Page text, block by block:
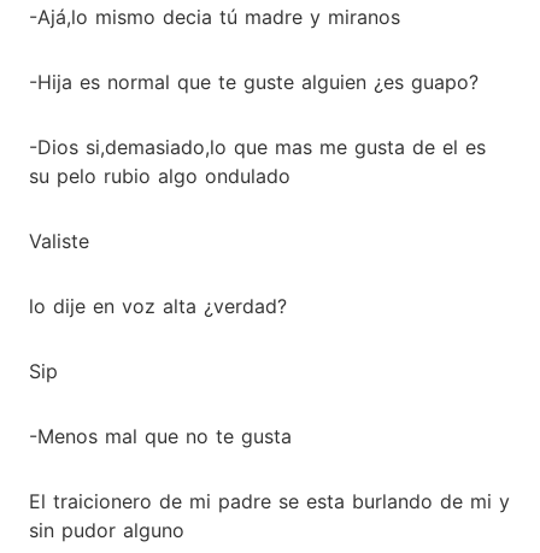
-Ajá,lo mismo decia tú madre y miranos
-Hija es normal que te guste alguien ¿es guapo?
-Dios si,demasiado,lo que mas me gusta de el es
su pelo rubio algo ondulado
Valiste
lo dije en voz alta ¿verdad?
Sip
-Menos mal que no te gusta
El traicionero de mi padre se esta burlando de mi y
sin pudor alguno